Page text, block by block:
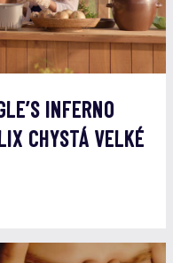
INFERNO
CHYSTÁ VELKÉ